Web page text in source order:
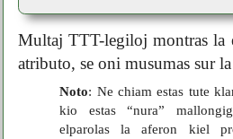
Multaj TTT-legiloj montras la
atributo, se oni musumas sur
Noto: Ne chiam estas tute
kio estas “nura”
elparolas la aferon kiel